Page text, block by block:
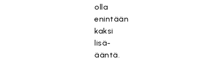
olla
enintään
kaksi
lisä-
ääntä.